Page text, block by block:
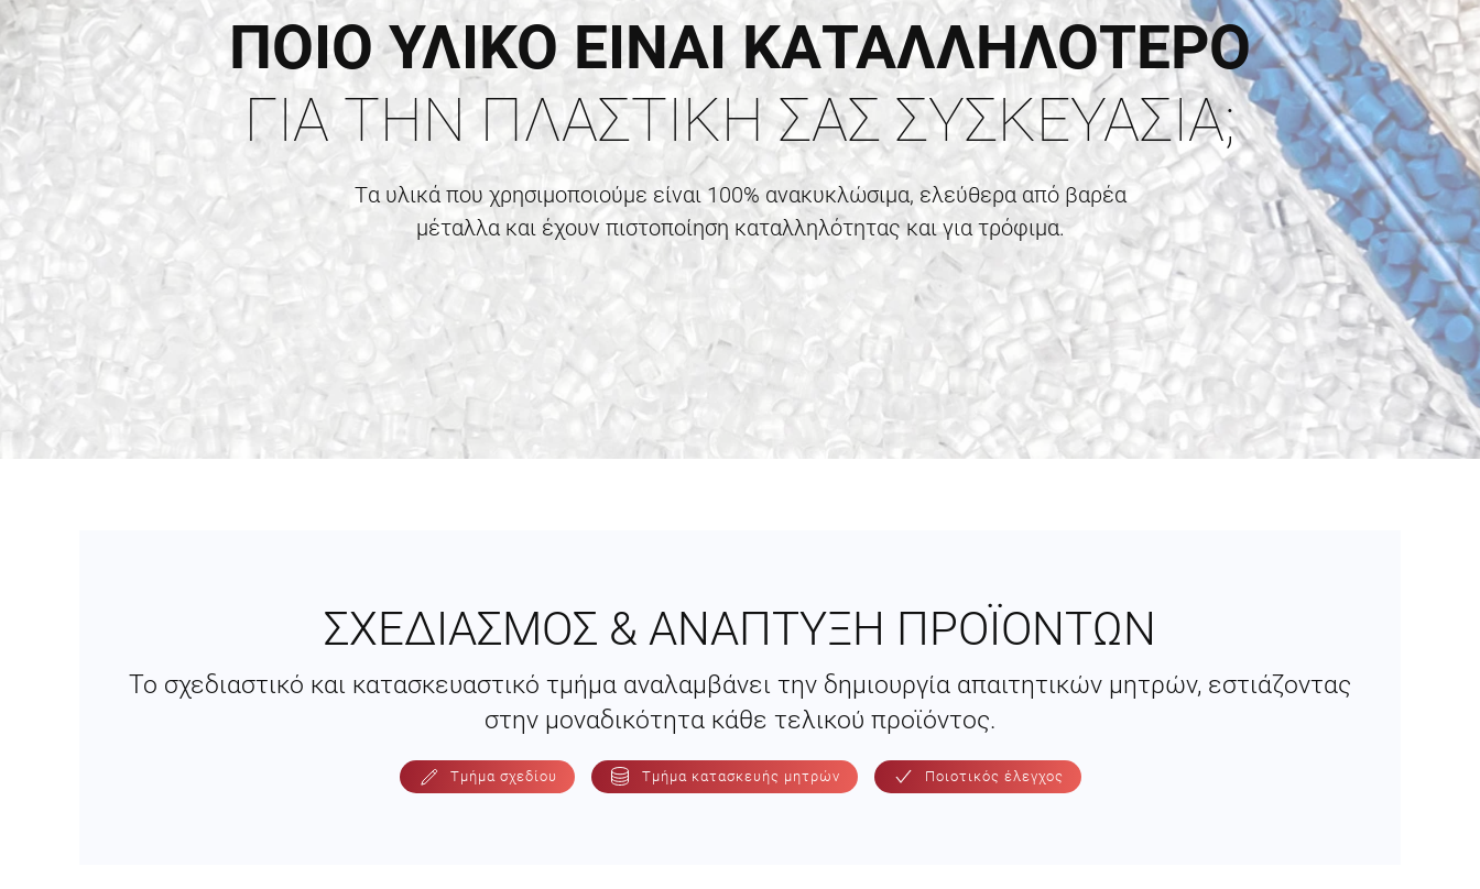
ΠΟΙΟ ΥΛΙΚΟ ΕΙΝΑΙ ΚΑΤΑΛΛΗΛΟΤΕΡΟ
ΓΙΑ ΤΗΝ ΠΛΑΣΤΙΚΗ ΣΑΣ ΣΥΣΚΕΥΑΣΙΑ;
Tα υλικά που χρησιμοποιούμε είναι 100% ανακυκλώσιμα, ελεύθερα από βαρέα
μέταλλα και έχουν πιστοποίηση καταλληλότητας και για τρόφιμα.
ΣΧΕΔΙΑΣΜΟΣ & ΑΝΑΠΤΥΞΗ ΠΡΟΪΟΝΤΩΝ
Το σχεδιαστικό και κατασκευαστικό τμήμα αναλαμβάνει την δημιουργία απαιτητικών μητρών, εστιάζοντας
στην μοναδικότητα κάθε τελικού προϊόντος.
Τμήμα σχεδίου Τμήμα κατασκευής μητρών Ποιοτικός έλεγχος